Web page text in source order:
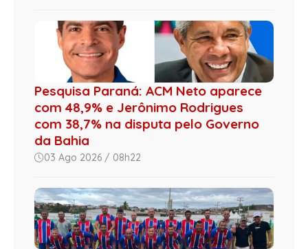
Pesquisa Paraná: ACM Neto aparece
com 48,9% e Jerônimo Rodrigues
com 38,7% na disputa pelo Governo
da Bahia
03 Ago 2026 / 08h22